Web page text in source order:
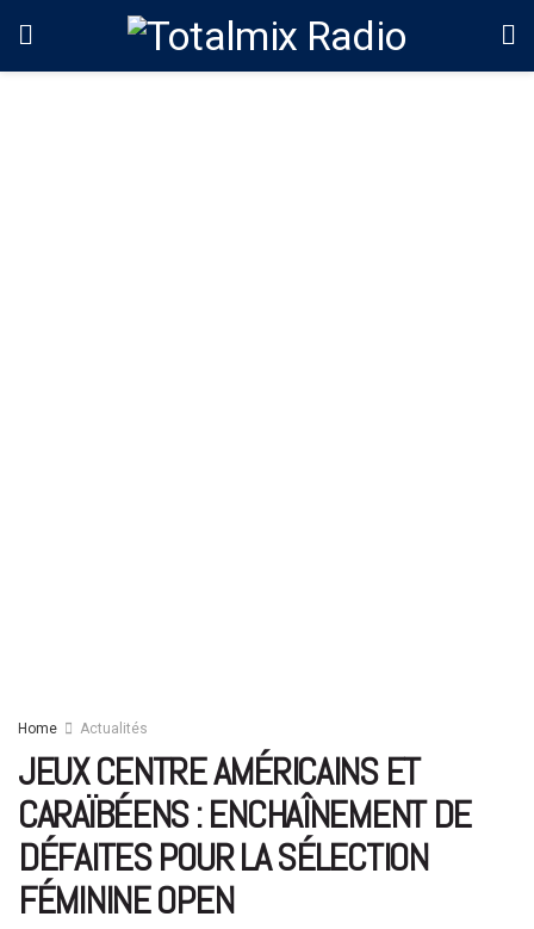
Home Actualités
JEUX CENTRE AMÉRICAINS ET
CARAÏBÉENS : ENCHAÎNEMENT DE
DÉFAITES POUR LA SÉLECTION
FÉMININE OPEN